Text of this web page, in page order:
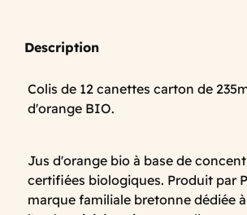
Description
Colis de 12 canettes carton de
d'orange BIO.
Jus d'orange bio à base de
certifiées biologiques. Produit par
marque familiale bretonne dédiée